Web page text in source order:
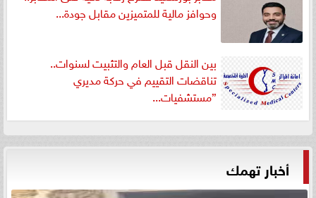
وحوافز مالية للمتميزين مقابل جودة...
بين النقل قبل العام والتثبيت لسنوات..
تناقضات التقييم في حركة مديري
”مستشفيات...
أخبار تهمك